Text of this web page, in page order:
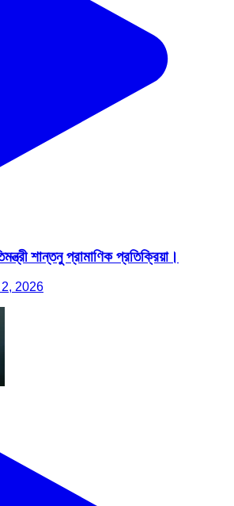
শান্তনু প্রামাণিক প্রতিক্রিয়া।
2026